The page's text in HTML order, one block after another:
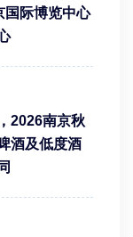
国际博览中心
2026南京秋
酒及低度酒